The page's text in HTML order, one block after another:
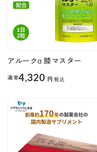
アルークα 膝マスター
通常4,320 円 税込